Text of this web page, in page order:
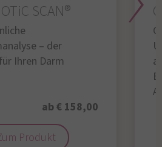
SCAN®
– der
Ihren Darm
ab € 158,00
Produkt